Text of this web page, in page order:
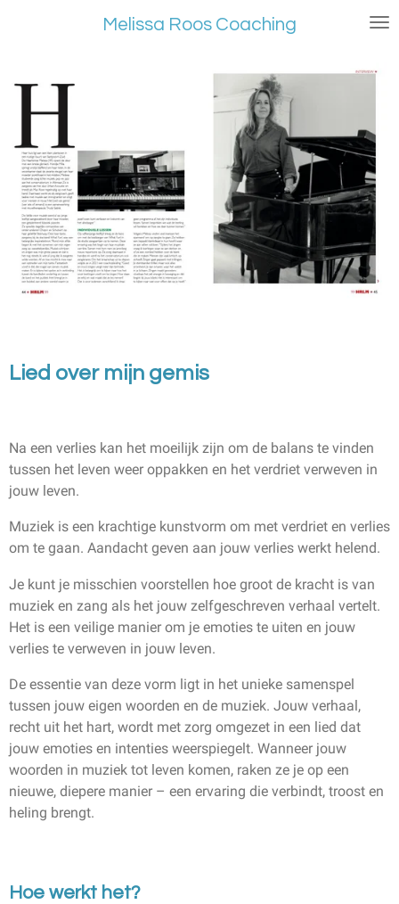
de
Melissa Roos Coaching
Lied over mijn gemis
Na een verlies kan het moeilijk zijn om de balans te vinden
tussen het leven weer oppakken en het verdriet verweven in
jouw leven.
Muziek is een krachtige kunstvorm om met verdriet en verlies
om te gaan. Aandacht geven aan jouw verlies werkt helend.
Je kunt je misschien voorstellen hoe groot de kracht is van
muziek en zang als het jouw zelfgeschreven verhaal vertelt.
Het is een veilige manier om je emoties te uiten en jouw
verlies te verweven in jouw leven.
De essentie van deze vorm ligt in het unieke samenspel
tussen jouw eigen woorden en de muziek. Jouw verhaal,
recht uit het hart, wordt met zorg omgezet in een lied dat
jouw emoties en intenties weerspiegelt. Wanneer jouw
woorden in muziek tot leven komen, raken ze je op een
nieuwe, diepere manier – een ervaring die verbindt, troost en
heling brengt.
Hoe werkt het?